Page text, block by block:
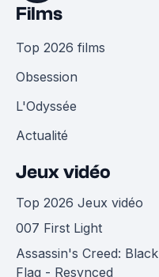
Films
Top 2026 films
Obsession
L'Odyssée
Actualité
Jeux vidéo
Top 2026 Jeux vidéo
007 First Light
Assassin's Creed: Black
Flag - Resynced